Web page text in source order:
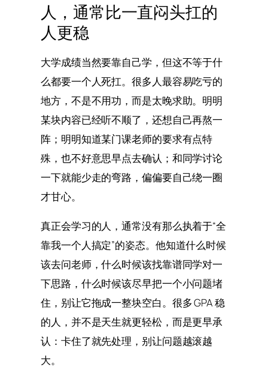
人，通常比一直闷头扛的
人更稳
大学成绩当然要靠自己学，但这不等于什
么都要一个人死扛。很多人最容易吃亏的
地方，不是不用功，而是太晚求助。明明
某块内容已经听不顺了，还想自己再熬一
阵；明明知道某门课老师的要求有点特
殊，也不好意思早点去确认；和同学讨论
一下就能少走的弯路，偏偏要自己绕一圈
才甘心。
真正会学习的人，通常没有那么执着于“全
靠我一个人搞定”的姿态。他知道什么时候
该去问老师，什么时候该找靠谱同学对一
下思路，什么时候该尽早把一个小问题堵
住，别让它拖成一整块空白。很多 GPA 稳
的人，并不是天生就更轻松，而是更早承
认：卡住了就先处理，别让问题越滚越
大。